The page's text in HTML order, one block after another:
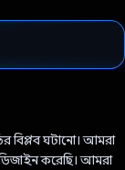
বিপ্লব ঘটানো। আমরা
করেছি। আমরা